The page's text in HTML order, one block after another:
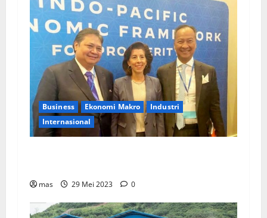
Business Ekonomi Makro
Industri
Internasional
mas 29 Mei 2023 0